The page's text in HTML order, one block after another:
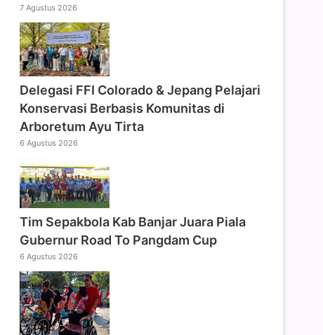
7 Agustus 2026
Delegasi FFI Colorado & Jepang Pelajari
Konservasi Berbasis Komunitas di
Arboretum Ayu Tirta
6 Agustus 2026
Tim Sepakbola Kab Banjar Juara Piala
Gubernur Road To Pangdam Cup
6 Agustus 2026